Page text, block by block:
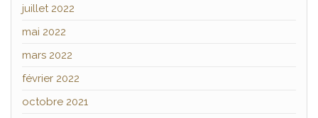
juillet 2022
mai 2022
mars 2022
février 2022
octobre 2021